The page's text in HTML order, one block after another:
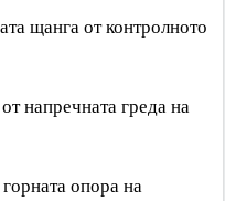
щанга от контролното
напречната греда на
опора на